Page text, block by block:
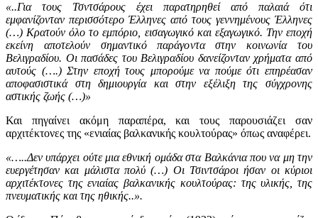
«..Για τους Τσντσάρους έχει παρατηρηθεί από παλαιά ότι
εμφανίζονταν περισσότερο Έλληνες από τους γεννημένους Έλληνες
(…) Κρατούν όλο το εμπόριο, εισαγωγικό και εξαγωγικό. Την εποχή
εκείνη αποτελούν σημαντικό παράγοντα στην κοινωνία του
Βελιγραδίου. Οι πασάδες του Βελιγραδίου δανείζονταν χρήματα από
αυτούς (….) Στην εποχή τους μπορούμε να πούμε ότι επηρέασαν
αποφασιστικά στη δημιουργία και στην εξέλιξη της σύγχρονης
αστικής ζωής (…)»
Και πηγαίνει ακόμη παραπέρα, και τους παρουσιάζει σαν
αρχιτέκτονες της «ενιαίας βαλκανικής κουλτούρας» όπως αναφέρει.
«…..Δεν υπάρχει ούτε μια εθνική ομάδα στα Βαλκάνια που να μη την
ευεργέτησαν και μάλιστα πολύ (…) Οι Τσιντσάροι ήσαν οι κύριοι
αρχιτέκτονες της ενιαίας βαλκανικής κουλτούρας: της υλικής, της
πνευματικής και της ηθικής..».